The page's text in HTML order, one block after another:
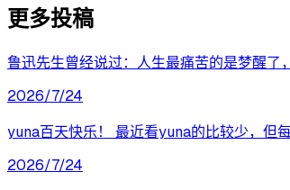
更多投稿
鲁迅先生曾经说过：人生最痛苦的是梦醒
2026/7/24
yuna百天快乐！ 最近看yuna的比较少，但
2026/7/24